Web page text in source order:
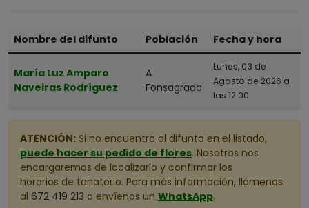
Nombre del difunto Población Fecha y hora
María Luz Amparo
Naveiras Rodríguez
A
Fonsagrada
Lunes, 03 de
Agosto de 2026 a
las 12:00
ATENCIÓN: Si no encuentra al difunto en el listado,
puede hacer su pedido de flores. Nosotros nos
encargaremos de localizarlo y confirmar los
horarios de tanatorio. Para más información, llámenos
al 672 419 213 o envíenos un WhatsApp.